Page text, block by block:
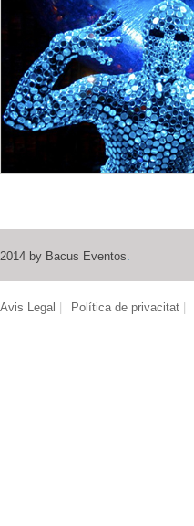
2014 by Bacus Eventos.
Avis Legal Política de privacitat